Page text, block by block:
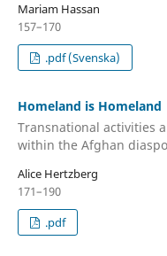
Mariam Hassan
157–170
.pdf (Svenska)
Homeland is Homeland
Transnational activities
within the Afghan
Alice Hertzberg
171–190
.pdf